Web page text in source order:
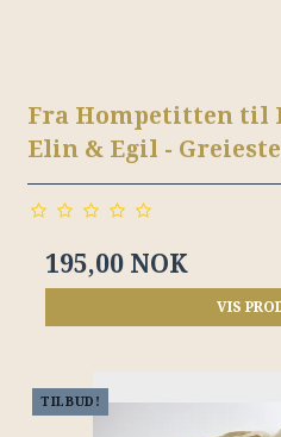
Fra Hompetitten til
Elin & Egil -
195,00 NOK
VIS
TILBUD!